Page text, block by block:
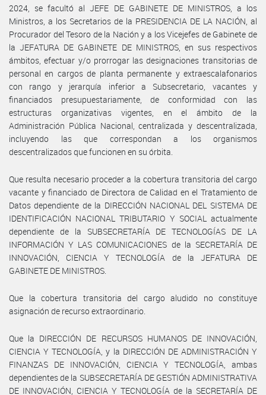
2024, se facultó al JEFE DE GABINETE DE MINISTROS, a los
Ministros, a los Secretarios de la PRESIDENCIA DE LA NACIÓN, al
Procurador del Tesoro de la Nación y a los Vicejefes de Gabinete de
la JEFATURA DE GABINETE DE MINISTROS, en sus respectivos
ámbitos, efectuar y/o prorrogar las designaciones transitorias de
personal en cargos de planta permanente y extraescalafonarios
con rango y jerarquía inferior a Subsecretario, vacantes y
financiados presupuestariamente, de conformidad con las
estructuras organizativas vigentes, en el ámbito de la
Administración Pública Nacional, centralizada y descentralizada,
incluyendo las que correspondan a los organismos
descentralizados que funcionen en su órbita.
Que resulta necesario proceder a la cobertura transitoria del cargo
vacante y financiado de Directora de Calidad en el Tratamiento de
Datos dependiente de la DIRECCIÓN NACIONAL DEL SISTEMA DE
IDENTIFICACIÓN NACIONAL TRIBUTARIO Y SOCIAL actualmente
dependiente de la SUBSECRETARÍA DE TECNOLOGÍAS DE LA
INFORMACIÓN Y LAS COMUNICACIONES de la SECRETARÍA DE
INNOVACIÓN, CIENCIA Y TECNOLOGÍA de la JEFATURA DE
GABINETE DE MINISTROS.
Que la cobertura transitoria del cargo aludido no constituye
asignación de recurso extraordinario.
Que la DIRECCIÓN DE RECURSOS HUMANOS DE INNOVACIÓN,
CIENCIA Y TECNOLOGÍA, y la DIRECCIÓN DE ADMINISTRACIÓN Y
FINANZAS DE INNOVACIÓN, CIENCIA Y TECNOLOGÍA, ambas
dependientes de la SUBSECRETARÍA DE GESTIÓN ADMINISTRATIVA
DE INNOVACIÓN, CIENCIA Y TECNOLOGÍA de la SECRETARÍA DE